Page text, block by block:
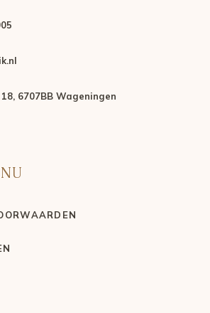
6707BB Wageningen